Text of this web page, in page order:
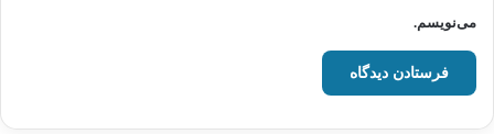
می‌نویسم.